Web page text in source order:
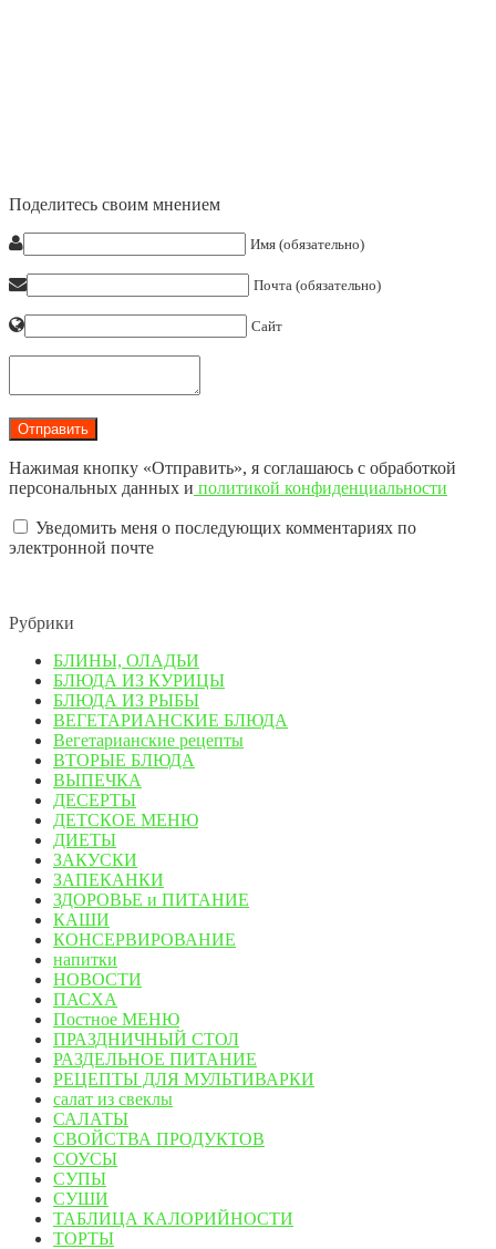
Поделитесь своим мнением
Имя (обязательно)
Почта (обязательно)
Сайт
Нажимая кнопку «Отправить», я соглашаюсь с обработкой
персональных данных и политикой конфиденциальности
Уведомить меня о последующих комментариях по
электронной почте
Рубрики
БЛИНЫ, ОЛАДЬИ
БЛЮДА ИЗ КУРИЦЫ
БЛЮДА ИЗ РЫБЫ
ВЕГЕТАРИАНСКИЕ БЛЮДА
Вегетарианские рецепты
ВТОРЫЕ БЛЮДА
ВЫПЕЧКА
ДЕСЕРТЫ
ДЕТСКОЕ МЕНЮ
ДИЕТЫ
ЗАКУСКИ
ЗАПЕКАНКИ
ЗДОРОВЬЕ и ПИТАНИЕ
КАШИ
КОНСЕРВИРОВАНИЕ
напитки
НОВОСТИ
ПАСХА
Постное МЕНЮ
ПРАЗДНИЧНЫЙ СТОЛ
РАЗДЕЛЬНОЕ ПИТАНИЕ
РЕЦЕПТЫ ДЛЯ МУЛЬТИВАРКИ
салат из свеклы
САЛАТЫ
СВОЙСТВА ПРОДУКТОВ
СОУСЫ
СУПЫ
СУШИ
ТАБЛИЦА КАЛОРИЙНОСТИ
ТОРТЫ